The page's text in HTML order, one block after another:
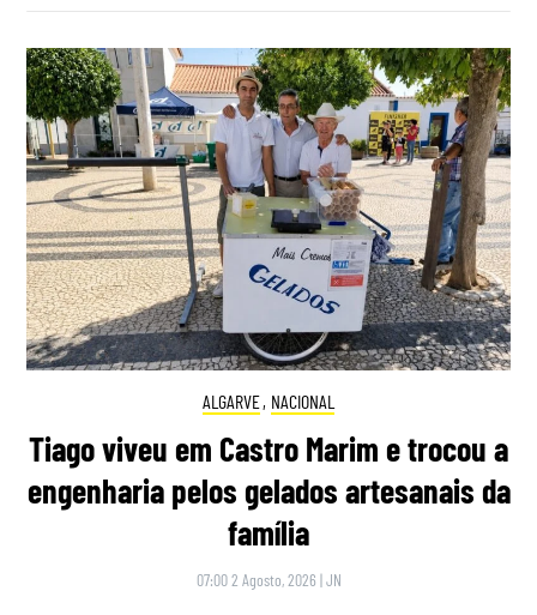
ALGARVE, NACIONAL
Tiago viveu em Castro Marim e trocou a
engenharia pelos gelados artesanais da
família
07:00 2 Agosto, 2026 |JN